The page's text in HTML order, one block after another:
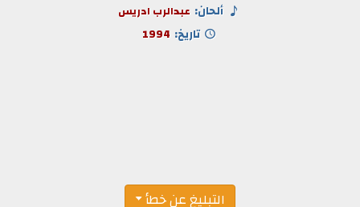
ألحان: عبدالرب ادريس
تاريخ: 1994
التبليغ عن خطأ